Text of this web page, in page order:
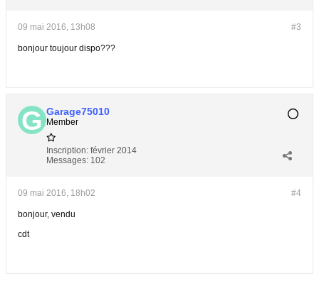
#3
09 mai 2016, 13h08
bonjour toujour dispo???
Garage75010
Member
Inscription: février 2014
Messages: 102
#4
09 mai 2016, 18h02
bonjour, vendu
cdt